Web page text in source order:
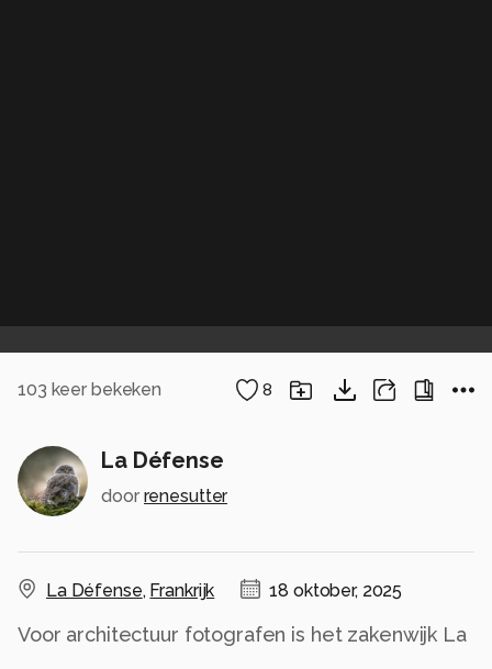
103 keer bekeken 8
La Défense
door renesutter
La Défense, Frankrijk 18 oktober, 2025
Voor architectuur fotografen is het zakenwijk La